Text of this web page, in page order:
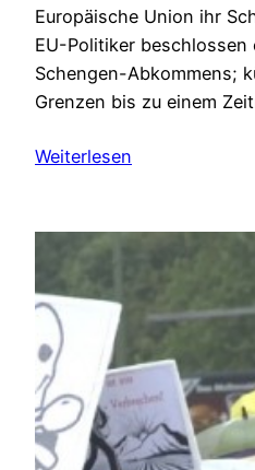
Europäische Union ihr
EU-Politiker beschlossen
Schengen-Abkommens;
Grenzen bis zu einem
Weiterlesen